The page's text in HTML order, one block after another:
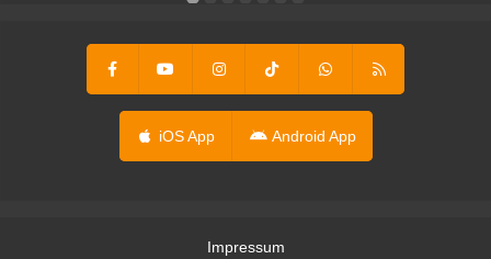
iOS App Android App
Impressum